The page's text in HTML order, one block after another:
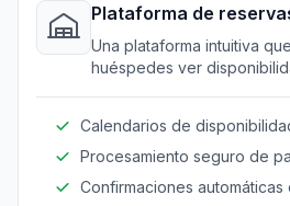
Plataforma de
Una plataforma intuitiva
huéspedes ver
Calendarios de
Procesamiento seguro de
Confirmaciones